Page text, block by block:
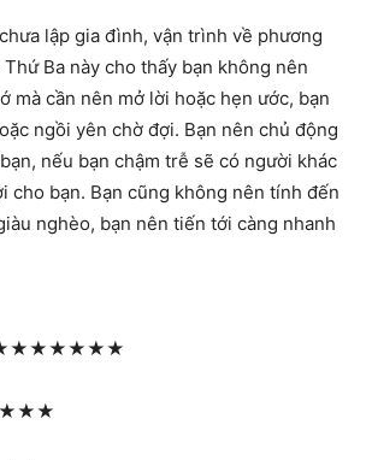
lập gia đình, vận trình về phương
Ba này cho thấy bạn không nên
mà cần nên mở lời hoặc hẹn ước, bạn
ngồi yên chờ đợi. Bạn nên chủ động
nếu bạn chậm trễ sẽ có người khác
cho bạn. Bạn cũng không nên tính đến
nghèo, bạn nên tiến tới càng nhanh